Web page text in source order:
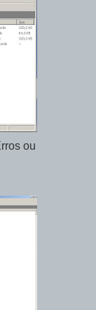
ou